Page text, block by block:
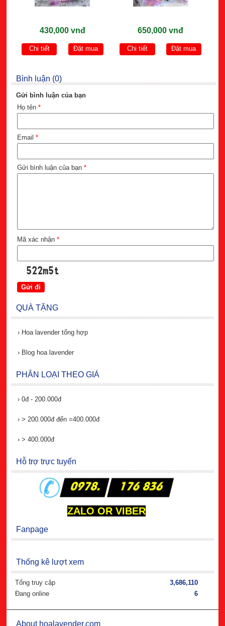
430,000 vnđ
Chi tiết Đặt mua
650,000 vnđ
Chi tiết Đặt mua
Bình luận (0)
Gửi bình luận của bạn
Họ tên *
Email *
Gửi bình luận của bạn *
Mã xác nhận *
QUÀ TẶNG
› Hoa lavender tổng hợp
› Blog hoa lavender
PHÂN LOẠI THEO GIÁ
› 0đ - 200.000đ
› > 200.000đ đến =400.000đ
› > 400.000đ
Hỗ trợ trực tuyến
ZALO OR VIBER
Fanpage
Thống kê lượt xem
Tổng truy cập
3,686,110
Đang online
6
About hoalavender.com